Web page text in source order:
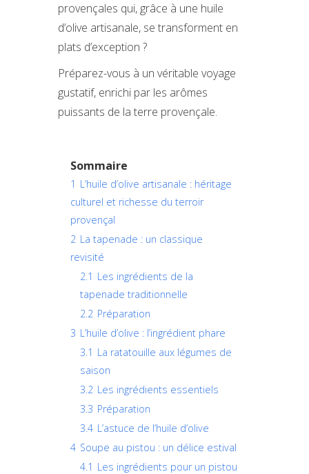
provençales qui, grâce à une huile
d’olive artisanale, se transforment en
plats d’exception ?
Préparez-vous à un véritable voyage
gustatif, enrichi par les arômes
puissants de la terre provençale.
Sommaire
1 L’huile d’olive artisanale : héritage
culturel et richesse du terroir
provençal
2 La tapenade : un classique
revisité
2.1 Les ingrédients de la
tapenade traditionnelle
2.2 Préparation
3 L’huile d’olive : l’ingrédient phare
3.1 La ratatouille aux légumes de
saison
3.2 Les ingrédients essentiels
3.3 Préparation
3.4 L’astuce de l’huile d’olive
4 Soupe au pistou : un délice estival
4.1 Les ingrédients pour un pistou